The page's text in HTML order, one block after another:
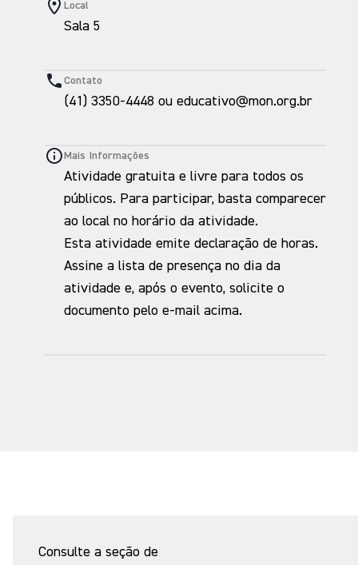
Local
Sala 5
Contato
(41) 3350-4448 ou educativo@mon.org.br
Mais Informações
Atividade gratuita e livre para todos os
públicos. Para participar, basta comparecer
ao local no horário da atividade.
Esta atividade emite declaração de horas.
Assine a lista de presença no dia da
atividade e, após o evento, solicite o
documento pelo e-mail acima.
Consulte a seção de